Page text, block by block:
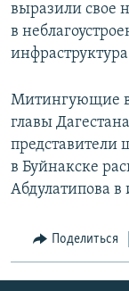
выразили свое
в
Митингующие
главы
представители
в Буйнакске
Абдулатипова в
Поделиться